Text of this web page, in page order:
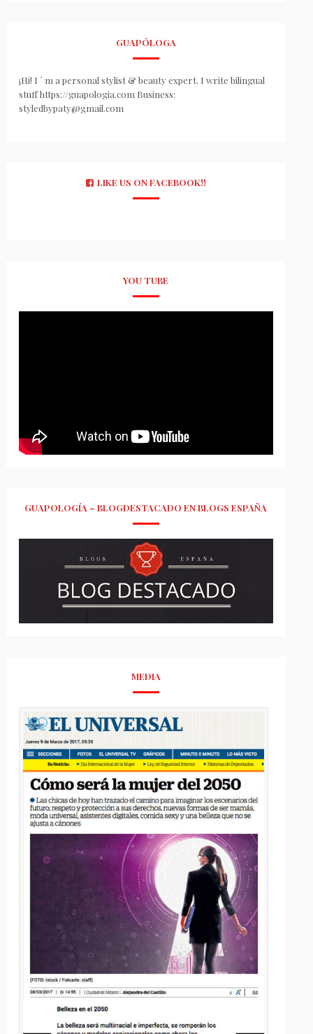
GUAPÓLOGA
¡Hi! I ´ m a personal stylist & beauty expert. I write bilingual
stuff https://guapologia.com Business:
styledbypaty@gmail.com
LIKE US ON FACEBOOK!!
YOU TUBE
GUAPOLOGÍA – BLOGDESTACADO EN BLOGS ESPAÑA
MEDIA